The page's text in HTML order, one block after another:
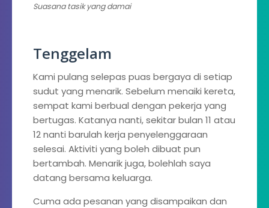
Suasana tasik yang damai
Tenggelam
Kami pulang selepas puas bergaya di setiap
sudut yang menarik. Sebelum menaiki kereta,
sempat kami berbual dengan pekerja yang
bertugas. Katanya nanti, sekitar bulan 11 atau
12 nanti barulah kerja penyelenggaraan
selesai. Aktiviti yang boleh dibuat pun
bertambah. Menarik juga, bolehlah saya
datang bersama keluarga.
Cuma ada pesanan yang disampaikan dan